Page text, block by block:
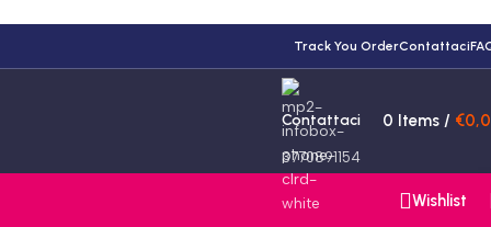
Track You OrderContattaci
Contattaci
3770891154
0 Items / €
Wishlist